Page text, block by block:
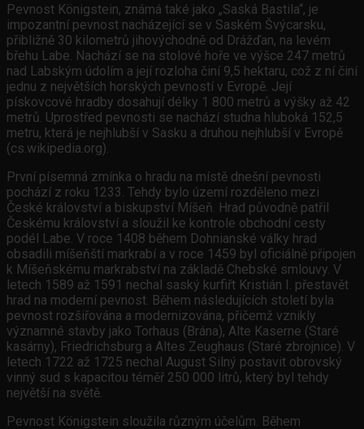
Pevnost Königstein, známá také jako „Saská Bastila“, je
impozantní pevnost nacházející se v Saském Švýcarsku,
přibližně 30 kilometrů jihovýchodně od Drážďan, na levém
břehu Labe. Nachází se na stolové hoře ve výšce 247 metrů
nad Labským údolím a její rozloha činí 9,5 hektaru, což z ní činí
jednu z největších horských pevností v Evropě. Její
pískovcové hradby dosahují délky 1 800 metrů a výšky až 42
metrů. Uprostřed pevnosti se nachází studna hluboká 152,5
metru, která je nejhlubší v Sasku a druhou nejhlubší v Evropě
(cs.wikipedia.org).
První písemná zmínka o hradu na místě dnešní pevnosti
pochází z roku 1233. Tehdy bylo území rozděleno mezi
České království a biskupství Míšeň. Hrad původně patřil
Českému království a sloužil ke kontrole obchodní cesty
podél Labe. V roce 1408 během Dohnianské války hrad
obsadili míšeňští markrabí a v roce 1459 byl oficiálně připojen
k Míšeňskému markrabství na základě Chebské smlouvy. V
letech 1589 až 1591 nechal saský kurfiřt Kristián I. přestavět
hrad na moderní pevnost. Během následujících století byla
pevnost rozšiřována a modernizována, přičemž vznikly
významné stavby jako Torhaus (Brána), Alte Kaserne (Staré
kasárny), Friedrichsburg a Altes Zeughaus (Staré zbrojnice). V
letech 1722 až 1725 nechal August Silný postavit obrovský
vinný sud s kapacitou téměř 250 000 litrů, který byl tehdy
největší na světě.
Pevnost Königstein sloužila různým účelům. Během